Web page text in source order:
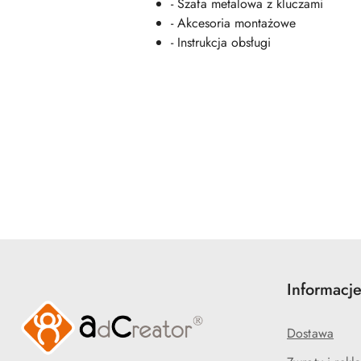
- Akcesoria montażowe
- Instrukcja obsługi
Informacje
Dostawa